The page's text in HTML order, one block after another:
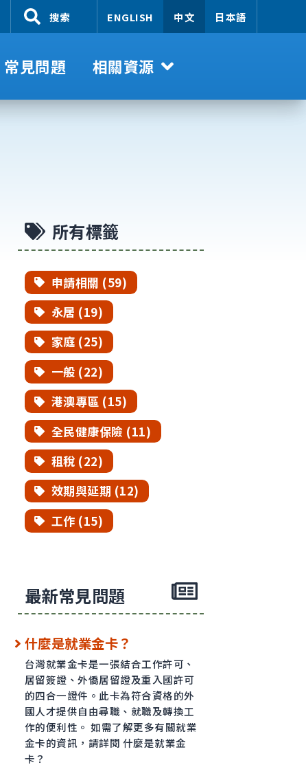
搜索 ENGLISH 中文 日本語
常見問題 相關資源
所有標籤
申請相關 (59)
永居 (19)
家庭 (25)
一般 (22)
港澳專區 (15)
全民健康保險 (11)
租稅 (22)
效期與延期 (12)
工作 (15)
最新常見問題
什麼是就業金卡？
台灣就業金卡是一張結合工作許可、
居留簽證、外僑居留證及重入國許可
的四合一證件。此卡為符合資格的外
國人才提供自由尋職、就職及轉換工
作的便利性。 如需了解更多有關就業
金卡的資訊，請詳閱 什麼是就業金
卡？